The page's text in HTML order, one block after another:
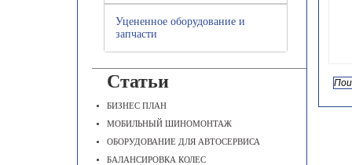
Уцененное оборудование и
запчасти
Статьи
БИЗНЕС ПЛАН
МОБИЛЬНЫЙ ШИНОМОНТАЖ
ОБОРУДОВАНИЕ ДЛЯ АВТОСЕРВИСА
БАЛАНСИРОВКА КОЛЕС